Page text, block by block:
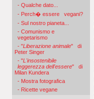
- Qualche dato...
- Perch� essere vegani?
- Sul nostro pianeta...
- Comunismo e
vegetarismo
- "Liberazione animale" di
Peter Singer
- "L'insostenibile
leggerezza dell'essere" di
Milan Kundera
- Mostra fotografica
- Ricette vegane